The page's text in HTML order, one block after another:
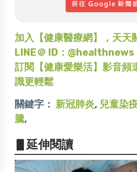
加入【健康醫療網】，天天
LINE＠ ID：@healthnews
訂閱【健康愛樂活】影音頻
識更輕鬆
關鍵字： 新冠肺炎, 兒童染
騰,
▋延伸閱讀